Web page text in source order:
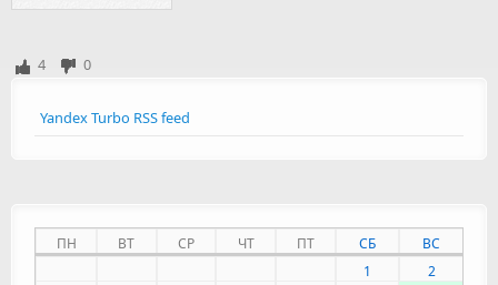
4 0
Yandex Turbo RSS feed
ПН ВТ СР ЧТ ПТ СБ
ВС
1
2